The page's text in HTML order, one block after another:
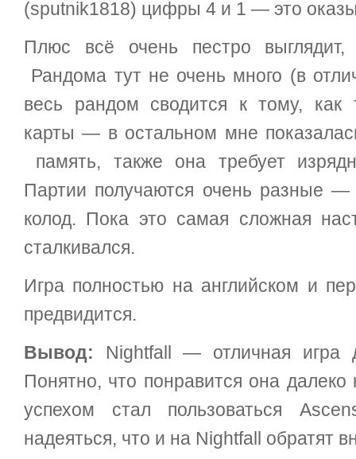
(sputnik1818) цифры 4 и 1 — это
Плюс всё очень пестро выглядит,
Рандома тут не очень много (в
весь рандом сводится к тому, как
карты — в остальном мне
память, также она требует
Партии получаются очень разные —
колод. Пока это самая сложная
сталкивался.
Игра полностью на английском и
предвидится.
Вывод: Nightfall — отличная игра
Понятно, что понравится она
успехом стал пользоваться
надеяться, что и на Nightfall обратят